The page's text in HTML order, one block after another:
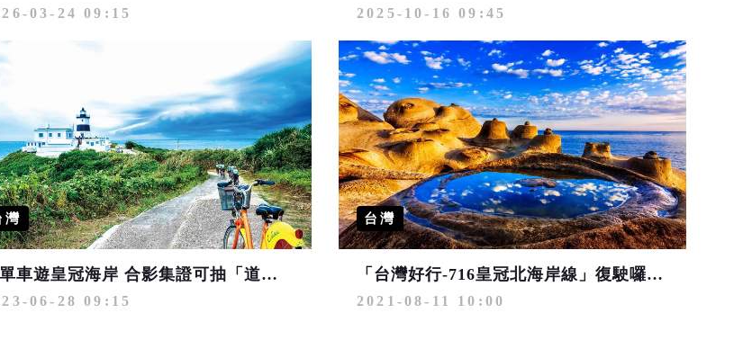
03-24 09:15 2025-10-16 09:45
灣
騎單車遊皇冠海岸 合影集證可抽「道卡斯電動輔助自行車」
06-28 09:15
台灣
「台灣好行-716皇冠北海岸線」復駛囉 8/15前買套票贈好禮!
2021-08-11 10:00